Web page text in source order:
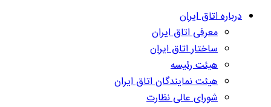
درباره اتاق ایران
معرفی اتاق ایران
ساختار اتاق ایران
هیئت رئیسه
هیئت نمایندگان اتاق ایران
شورای عالی نظارت